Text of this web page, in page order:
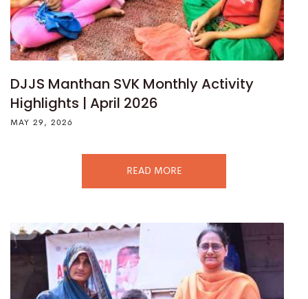
DJJS Manthan SVK Monthly Activity
Highlights | April 2026
MAY 29, 2026
READ MORE